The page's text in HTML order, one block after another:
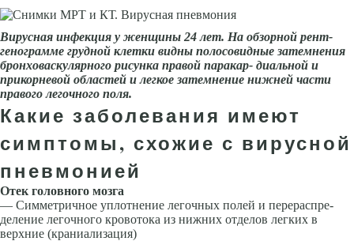
Вирусная инфекция у женщины 24 лет. На обзорной рент­
генограмме грудной клетки видны полосовидные затемнения
бронхова­скулярного рисунка правой паракар- диальной и
прикорневой областей и легкое затемнение нижней части
правого легочного поля.
Какие заболевания имеют
симптомы, схожие с вирусной
пневмонией
Отек головного мозга
— Симметричное уплотнение легочных полей и перераспре­
деление легочного кровотока из нижних отделов легких в
верхние (краниализация)